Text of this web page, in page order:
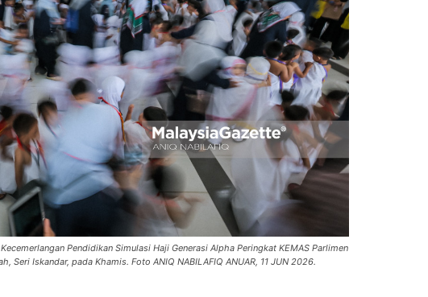
Pendidikan Simulasi Haji Generasi Alpha Peringkat KEMAS Parlimen
Seri Iskandar, pada Khamis. Foto ANIQ NABILAFIQ ANUAR, 11 JUN 2026.